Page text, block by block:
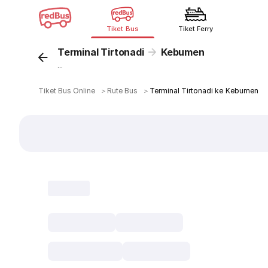
Tiket Bus Tiket Ferry
Terminal Tirtonadi Kebumen
...
Tiket Bus Online ＞ Rute Bus ＞ Terminal Tirtonadi ke Kebumen